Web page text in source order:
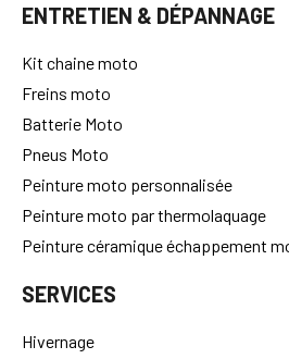
ENTRETIEN & DÉPANNAGE
Kit chaine moto
Freins moto
Batterie Moto
Pneus Moto
Peinture moto personnalisée
Peinture moto par thermolaquage
Peinture céramique échappement
SERVICES
Hivernage